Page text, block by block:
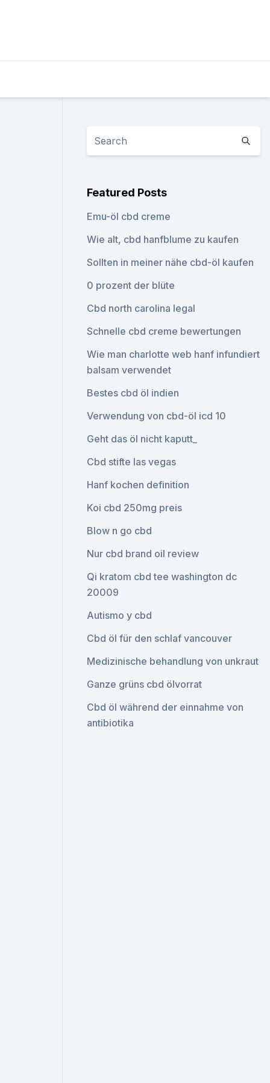
Featured Posts
Emu-öl cbd creme
Wie alt, cbd hanfblume zu kaufen
Sollten in meiner nähe cbd-öl kaufen
0 prozent der blüte
Cbd north carolina legal
Schnelle cbd creme bewertungen
Wie man charlotte web hanf infundiert
balsam verwendet
Bestes cbd öl indien
Verwendung von cbd-öl icd 10
Geht das öl nicht kaputt_
Cbd stifte las vegas
Hanf kochen definition
Koi cbd 250mg preis
Blow n go cbd
Nur cbd brand oil review
Qi kratom cbd tee washington dc
20009
Autismo y cbd
Cbd öl für den schlaf vancouver
Medizinische behandlung von unkraut
Ganze grüns cbd ölvorrat
Cbd öl während der einnahme von
antibiotika